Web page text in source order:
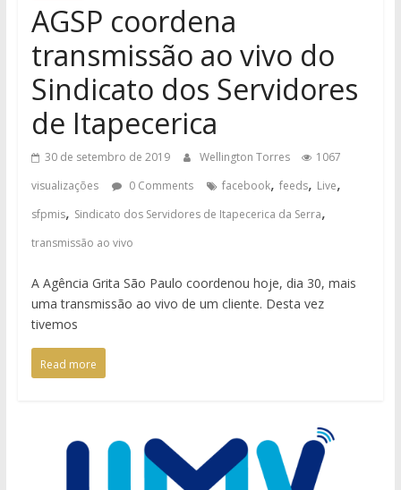
AGSP coordena
transmissão ao vivo do
Sindicato dos Servidores
de Itapecerica
30 de setembro de 2019 Wellington Torres
1067
visualizações
0 Comments facebook, feeds, Live,
sfpmis, Sindicato dos Servidores de Itapecerica da Serra,
transmissão ao vivo
A Agência Grita São Paulo coordenou hoje, dia 30, mais
uma transmissão ao vivo de um cliente. Desta vez
tivemos
Read more